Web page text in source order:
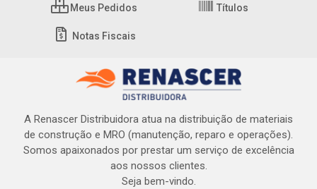
Meus Pedidos Títulos
Notas Fiscais
A Renascer Distribuidora atua na distribuição de materiais
de construção e MRO (manutenção, reparo e operações).
Somos apaixonados por prestar um serviço de excelência
aos nossos clientes.
Seja bem-vindo.